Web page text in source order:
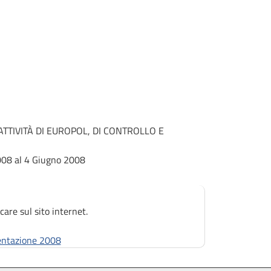
DI EUROPOL, DI CONTROLLO E
al 4 Giugno 2008
sul sito internet.
2008